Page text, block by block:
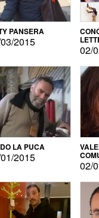
PANSERA
2015
02/
LA PUCA
2015
02/